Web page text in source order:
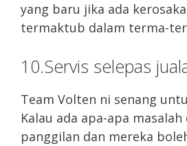
yang baru jika ada
termaktub dalam terma-
10.Servis selepas
Team Volten ni senang
Kalau ada apa-apa
panggilan dan mereka